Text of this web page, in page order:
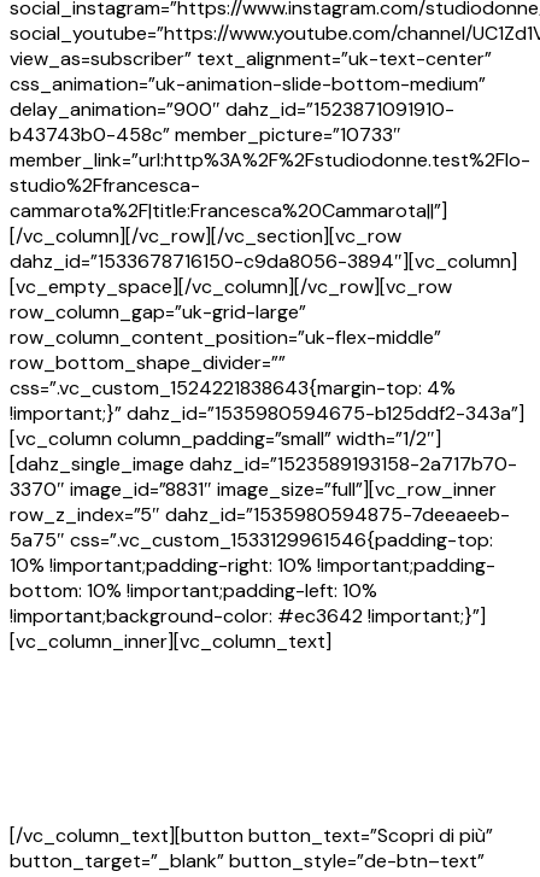
social_instagram=”https://www.instagram.com/
social_youtube=”https://www.youtube.com/channel/
view_as=subscriber” text_alignment=”uk-text-center”
css_animation=”uk-animation-slide-bottom-medium”
delay_animation=”900″ dahz_id=”1523871091910-
b43743b0-458c” member_picture=”10733″
member_link=”url:http%3A%2F%2Fstudiodonne.test%2Flo-
studio%2Ffrancesca-
cammarota%2F|title:Francesca%20Cammarota||”]
[/vc_column][/vc_row][/vc_section][vc_row
dahz_id=”1533678716150-c9da8056-3894″][vc_column]
[vc_empty_space][/vc_column][/vc_row][vc_row
row_column_gap=”uk-grid-large”
row_column_content_position=”uk-flex-middle”
row_bottom_shape_divider=””
css=”.vc_custom_1524221838643{margin-top: 4%
!important;}” dahz_id=”1535980594675-b125ddf2-343a”]
[vc_column column_padding=”small” width=”1/2″]
[dahz_single_image dahz_id=”1523589193158-2a717b70-
3370″ image_id=”8831″ image_size=”full”][vc_row_inner
row_z_index=”5″ dahz_id=”1535980594875-7deeaeeb-
5a75″ css=”.vc_custom_1533129961546{padding-top:
10% !important;padding-right: 10% !important;padding-
bottom: 10% !important;padding-left: 10%
!important;background-color: #ec3642 !important;}”]
[vc_column_inner][vc_column_text]
[/vc_column_text][button button_text=”Scopri di più”
button_target=”_blank” button_style=”de-btn–text”